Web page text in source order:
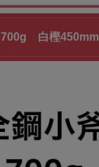
700g 白樫